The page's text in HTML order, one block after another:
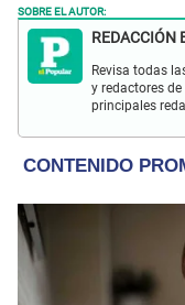
SOBRE EL AUTOR:
REDACCIÓN
Revisa todas
y redactores
principales